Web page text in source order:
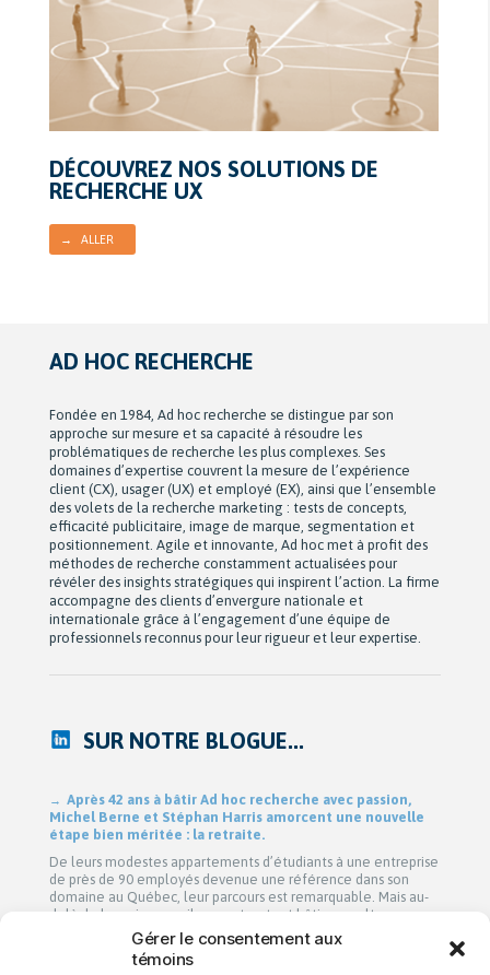
Gérer le consentement aux
témoins
DÉCOUVREZ NOS SOLUTIONS DE
RECHERCHE UX
→ ALLER
AD HOC RECHERCHE
Fondée en 1984, Ad hoc recherche se distingue par son
approche sur mesure et sa capacité à résoudre les
problématiques de recherche les plus complexes. Ses
domaines d’expertise couvrent la mesure de l’expérience
client (CX), usager (UX) et employé (EX), ainsi que l’ensemble
des volets de la recherche marketing : tests de concepts,
efficacité publicitaire, image de marque, segmentation et
positionnement. Agile et innovante, Ad hoc met à profit des
méthodes de recherche constamment actualisées pour
révéler des insights stratégiques qui inspirent l’action. La firme
accompagne des clients d’envergure nationale et
internationale grâce à l’engagement d’une équipe de
professionnels reconnus pour leur rigueur et leur expertise.
SUR NOTRE BLOGUE...
Après 42 ans à bâtir Ad hoc recherche avec passion,
Michel Berne et Stéphan Harris amorcent une nouvelle
étape bien méritée : la retraite.
De leurs modestes appartements d’étudiants à une entreprise
de près de 90 employés devenue une référence dans son
domaine au Québec, leur parcours est remarquable. Mais au-
delà de la croissance, ils auront surtout bâti une culture
profondément humaine fondée sur la collaboration, la
bienveillance et le plaisir de travailler ensemble. Cette
transition a été amorcée […]